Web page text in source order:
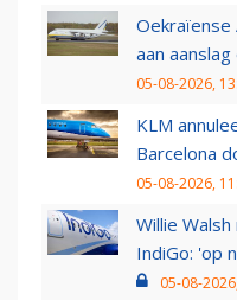
aan
05-08-2026,
KLM
Barcelona
05-08-2026,
Willie
IndiGo: 'op
05-08-